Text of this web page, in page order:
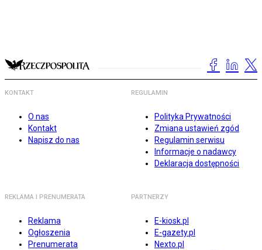
KONTAKT
O nas
Kontakt
Napisz do nas
REGULAMIN
Polityka Prywatności
Zmiana ustawień zgód
Regulamin serwisu
Informacje o nadawcy
Deklaracja dostępności
REKLAMA I PRENUMERATA
Reklama
Ogłoszenia
Prenumerata
PARTNERZY
E-kiosk.pl
E-gazety.pl
Nexto.pl